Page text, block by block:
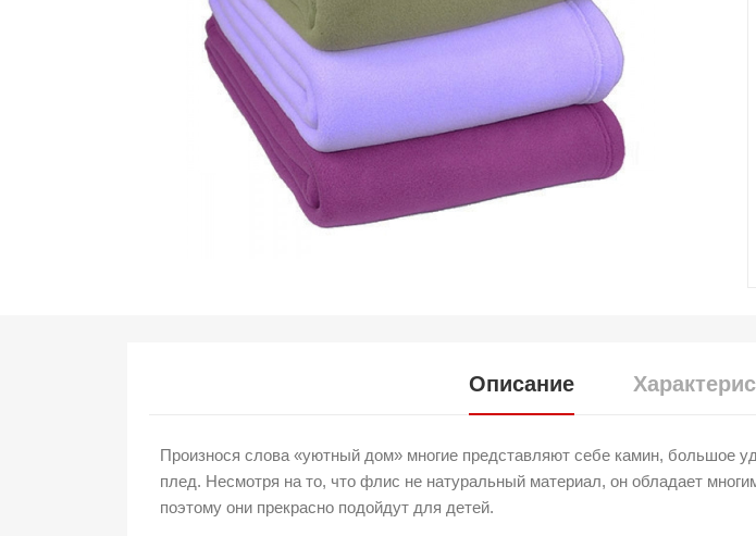
Описание
Произнося слова «уютный дом» многие представляют себе камин, большое
плед. Несмотря на то, что флис не натуральный материал, он обладает
поэтому они прекрасно подойдут для детей.